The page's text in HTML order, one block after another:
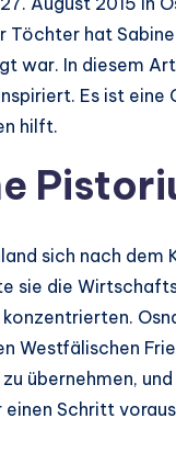
Töchter hat
war. In diesem
Es ist
hilft.
sich nach dem
sie die
Westfälischen
übernehmen,
einen Schritt